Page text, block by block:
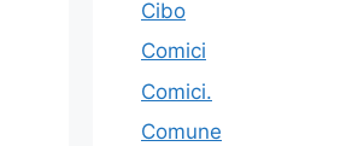
Cibo
Comici
Comici.
Comune